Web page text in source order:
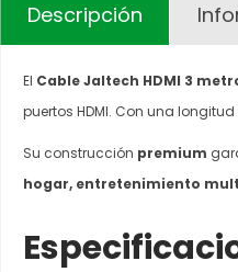
Descripción
El Cable Jaltech HDMI 3
puertos HDMI. Con una
Su construcción premium
hogar, entretenimiento